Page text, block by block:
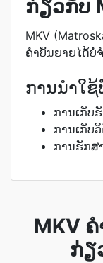
ກ່ຽວກັບ
MKV
ຄຳບັນຍາຍໄດ້ບໍ່
ການນຳໃຊ້
ການເກັບ
ການເກັບ
ການຮັກສ
MKV
ກ່ຽ